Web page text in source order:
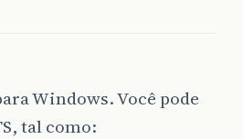
Windows. Você pode
tal como: